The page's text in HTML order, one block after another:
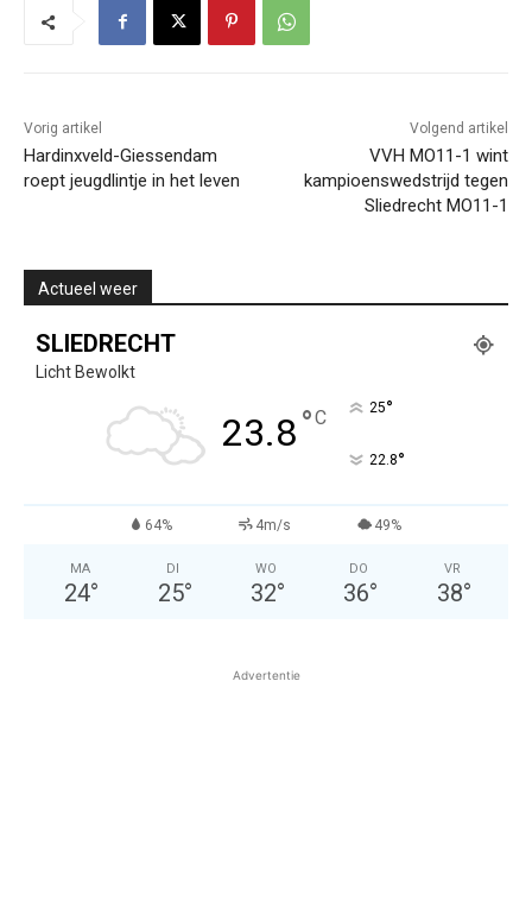
Vorig artikel
Hardinxveld-Giessendam
roept jeugdlintje in het leven
Volgend artikel
VVH MO11-1 wint
kampioenswedstrijd tegen
Sliedrecht MO11-1
Actueel weer
SLIEDRECHT
Licht Bewolkt
23.8°C 25°
22.8°
64% 4m/s 49%
MA
24°
DI
25°
WO
32°
DO
36°
VR
38°
Advertentie